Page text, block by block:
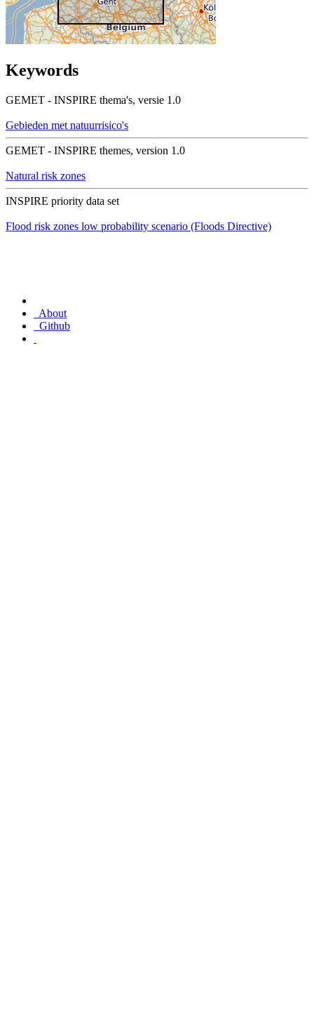
Keywords
GEMET - INSPIRE thema's, versie 1.0
Gebieden met natuurrisico's
GEMET - INSPIRE themes, version 1.0
Natural risk zones
INSPIRE priority data set
Flood risk zones low probability scenario (Floods Directive)
About
Github